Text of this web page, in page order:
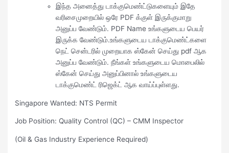
இந்த அனைத்து டாக்குமெண்ட்டுகளையும் இதே
வரிசைமுறையில் ஒரே PDF க்குள் இருக்குமாறு
அனுப்ப வேண்டும். PDF Name உங்களுடைய பெயர்
இருக்க வேண்டும்.உங்களுடைய டாக்குமெண்ட்களை
நெட் சென்டரில் முறையாக ஸ்கேன் செய்து pdf ஆக
அனுப்ப வேண்டும். நீங்கள் உங்களுடைய மொபைலில்
ஸ்கேன் செய்து அனுப்பினால் உங்களுடைய
டாக்குமெண்ட் ரிஜெக்ட் ஆக வாய்ப்புள்ளது.
Singapore Wanted: NTS Permit
Job Position: Quality Control (QC) – CMM Inspector
(Oil & Gas Industry Experience Required)